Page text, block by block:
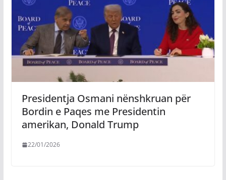
Presidentja Osmani nënshkruan për
Bordin e Paqes me Presidentin
amerikan, Donald Trump
22/01/2026